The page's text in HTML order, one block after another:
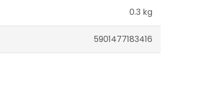
0.3 kg
5901477183416